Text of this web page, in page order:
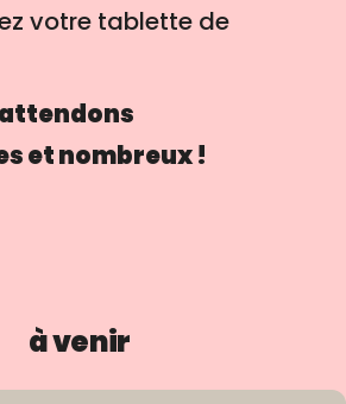
votre tablette de
et nombreux !
à venir